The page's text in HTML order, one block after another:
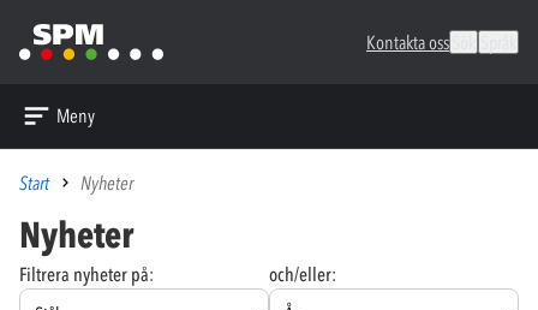
Kontakta oss
Meny
Start Nyheter
Nyheter
Filtrera nyheter på: och/eller: